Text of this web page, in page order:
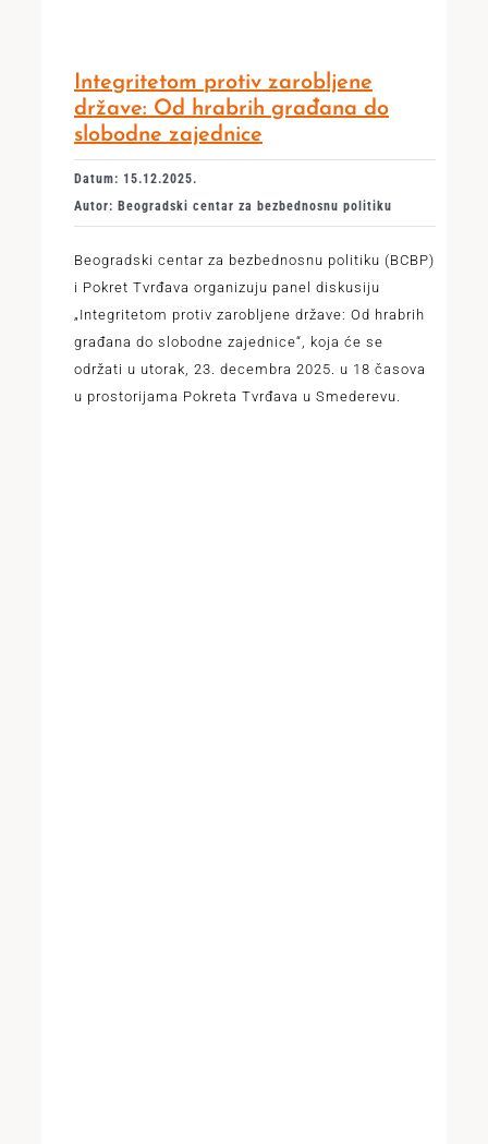
Integritetom protiv zarobljene
države: Od hrabrih građana do
slobodne zajednice
Datum: 15.12.2025.
Autor: Beogradski centar za bezbednosnu politiku
Beogradski centar za bezbednosnu politiku (BCBP)
i Pokret Tvrđava organizuju panel diskusiju
„Integritetom protiv zarobljene države: Od hrabrih
građana do slobodne zajednice“, koja će se
održati u utorak, 23. decembra 2025. u 18 časova
u prostorijama Pokreta Tvrđava u Smederevu.